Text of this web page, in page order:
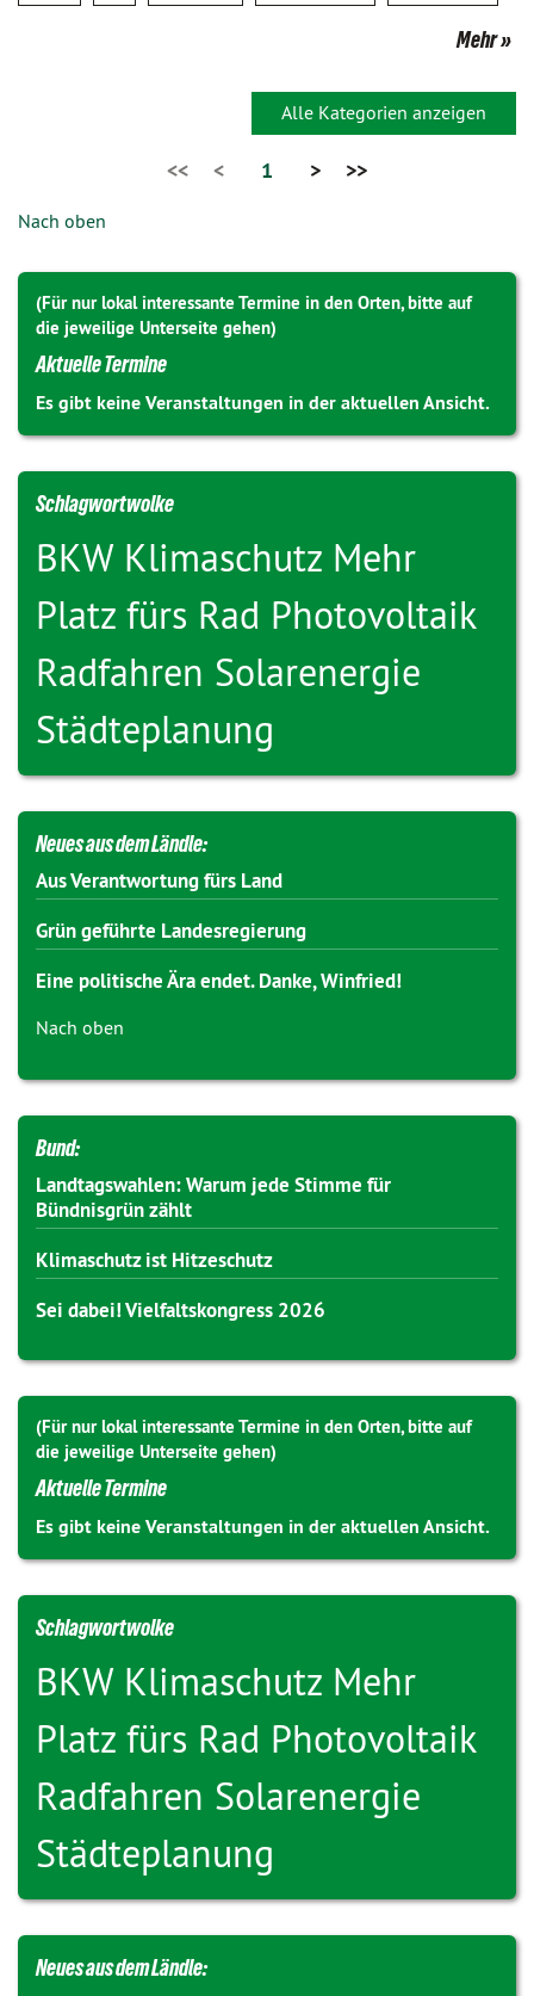
Mehr
Alle Kategorien anzeigen
<< < 1 > >>
Nach oben
(Für nur lokal interessante Termine in den Orten, bitte auf
die jeweilige Unterseite gehen)
Aktuelle Termine
Es gibt keine Veranstaltungen in der aktuellen Ansicht.
Schlagwortwolke
BKW Klimaschutz Mehr
Platz fürs Rad Photovoltaik
Radfahren Solarenergie
Städteplanung
Neues aus dem Ländle:
Aus Verantwortung fürs Land
Grün geführte Landesregierung
Eine politische Ära endet. Danke, Winfried!
Nach oben
Bund:
Landtagswahlen: Warum jede Stimme für
Bündnisgrün zählt
Klimaschutz ist Hitzeschutz
Sei dabei! Vielfaltskongress 2026
(Für nur lokal interessante Termine in den Orten, bitte auf
die jeweilige Unterseite gehen)
Aktuelle Termine
Es gibt keine Veranstaltungen in der aktuellen Ansicht.
Schlagwortwolke
BKW Klimaschutz Mehr
Platz fürs Rad Photovoltaik
Radfahren Solarenergie
Städteplanung
Neues aus dem Ländle: